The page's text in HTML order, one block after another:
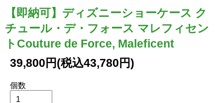
【即納可】ディズニーショーケース ク
チュール・デ・フォース マレフィセン
トCouture de Force, Maleficent
39,800円(税込43,780円)
個数